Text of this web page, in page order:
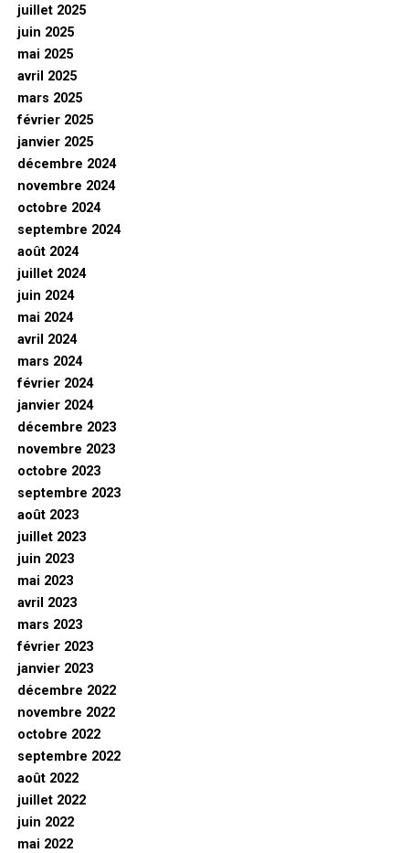
juillet 2025
juin 2025
mai 2025
avril 2025
mars 2025
février 2025
janvier 2025
décembre 2024
novembre 2024
octobre 2024
septembre 2024
août 2024
juillet 2024
juin 2024
mai 2024
avril 2024
mars 2024
février 2024
janvier 2024
décembre 2023
novembre 2023
octobre 2023
septembre 2023
août 2023
juillet 2023
juin 2023
mai 2023
avril 2023
mars 2023
février 2023
janvier 2023
décembre 2022
novembre 2022
octobre 2022
septembre 2022
août 2022
juillet 2022
juin 2022
mai 2022